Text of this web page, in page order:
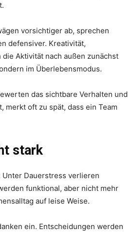
vorsichtiger ab, sprechen
defensiver. Kreativität,
Aktivität nach außen zunächst
im Überlebensmodus.
das sichtbare Verhalten und
merkt oft zu spät, dass ein Team
stark
Dauerstress verlieren
funktional, aber nicht mehr
auf leise Weise.
ein. Entscheidungen werden